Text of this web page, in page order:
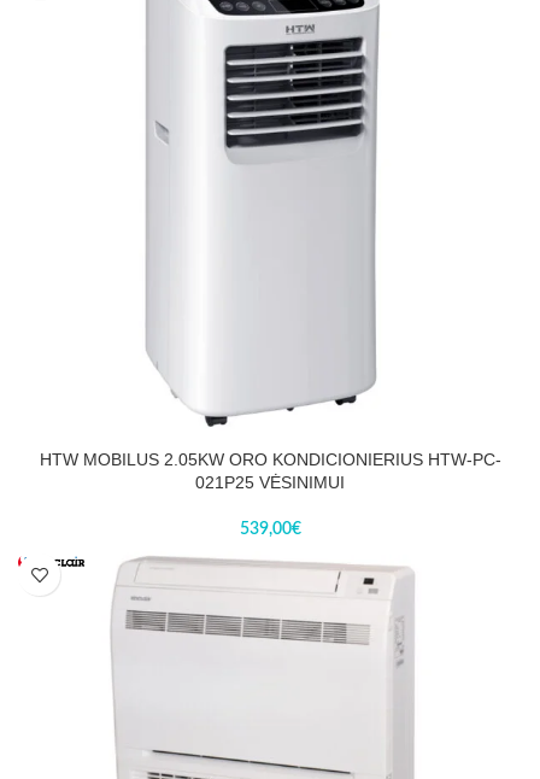
HTW MOBILUS 2.05KW ORO KONDICIONIERIUS HTW-PC-
021P25 VĖSINIMUI
539,00€